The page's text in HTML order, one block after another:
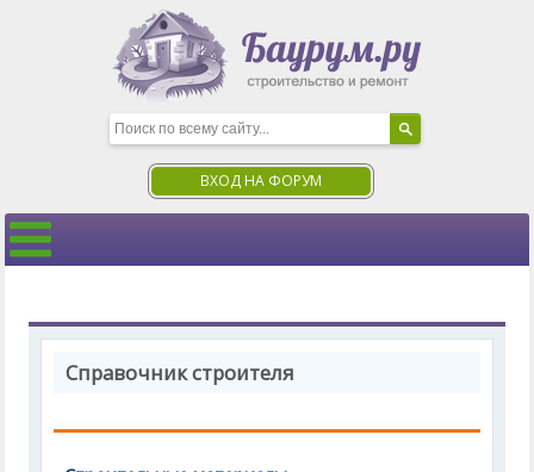
ВХОД НА ФОРУМ
Справочник строителя